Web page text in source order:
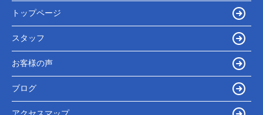
トップページ
スタッフ
お客様の声
ブログ